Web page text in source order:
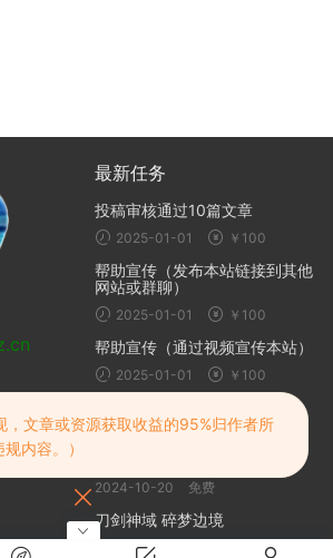
最新任务
投稿审核通过10篇文章
2025-01-01 ￥100
帮助宣传（发布本站链接到其他
网站或群聊）
2025-01-01 ￥100
帮助宣传（通过视频宣传本站）
2025-01-01 ￥100
随机推荐
2024-10-20 免费
刀剑神域 碎梦边境
2024-10-20
，文章或资源获取收益的95%归作者所
内容。）